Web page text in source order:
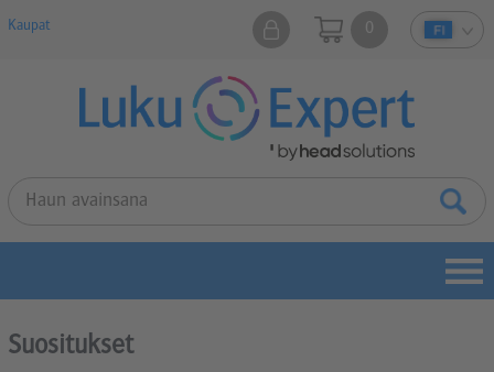
Kaupat 0
Suositukset